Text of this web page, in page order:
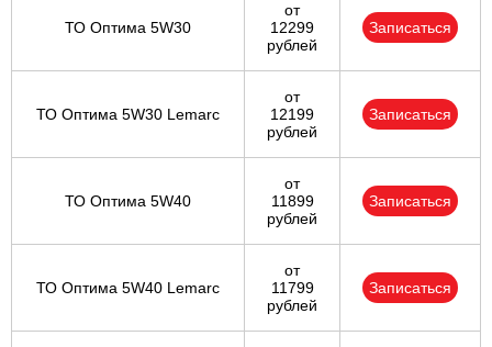
ТО Оптима 5W30
от
12299
рублей
Записаться
ТО Оптима 5W30 Lemarc
от
12199
рублей
Записаться
ТО Оптима 5W40
от
11899
рублей
Записаться
ТО Оптима 5W40 Lemarc
от
11799
рублей
Записаться